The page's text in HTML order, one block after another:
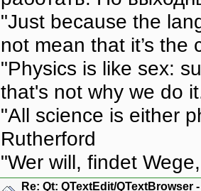
"Just because the
not mean that it’s the
"Physics is like sex:
that's not why we do
"All science is either
Rutherford
"Wer will, findet
Re: Qt: QTextEdit/QTextBrowser